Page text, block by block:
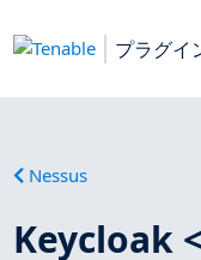
プラグイ
Nessus
Keycloak